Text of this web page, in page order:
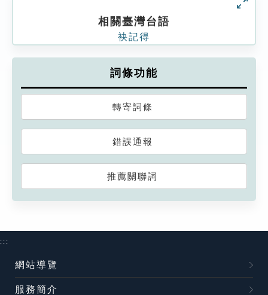
相關臺灣台語
袂記得
詞條功能
轉寄詞條
錯誤通報
推薦關聯詞
:::
網站導覽
服務簡介